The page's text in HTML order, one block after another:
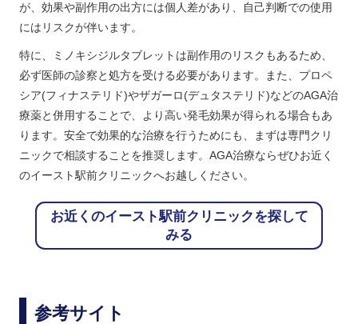
が、効果や副作用の出方には個人差があり、自己判断での使用
にはリスクが伴います。
特に、ミノキシジルタブレットは副作用のリスクもあるため、
必ず医師の診察と処方を受ける必要があります。また、プロペ
シア(フィナステリド)やザガーロ(デュタステリド)などのAGA治
療薬と併用することで、より高い発毛効果が得られる場合もあ
ります。安全で効果的な治療を行うためにも、まずは専門クリ
ニックで相談することを推奨します。AGA治療ならぜひお近く
のイースト駅前クリニックへお越しください。
お近くのイースト駅前クリニックを探して
みる
参考サイト